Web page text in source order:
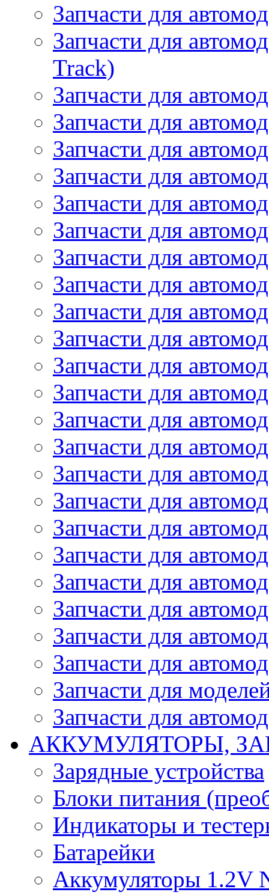
Запчасти для
Запчасти для
Track)
Запчасти для
Запчасти для
Запчасти для
Запчасти для
Запчасти для
Запчасти для
Запчасти для
Запчасти для
Запчасти для
Запчасти для
Запчасти для
Запчасти для
Запчасти для
Запчасти для
Запчасти для
Запчасти для
Запчасти для
Запчасти для
Запчасти для
Запчасти для
Запчасти для
Запчасти для
Запчасти для
Запчасти для
АККУМУЛЯТОРЫ,
Зарядные устройства
Блоки питания
Индикаторы и
Батарейки
Аккумуляторы 1.2V